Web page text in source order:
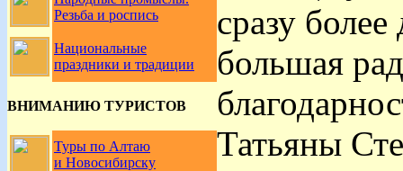
Резьба и роспись
Национальные
праздники и традиции
ВНИМАНИЮ ТУРИСТОВ
Туры по Алтаю
и Новосибирску
сразу
большая
Татьяны